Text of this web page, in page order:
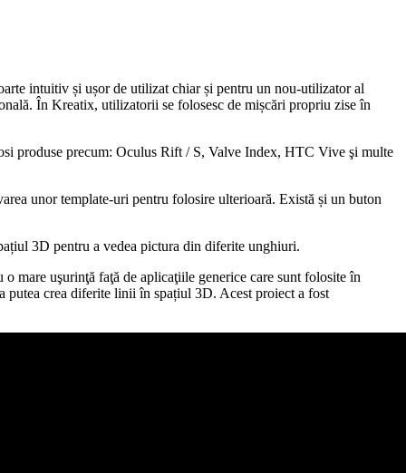
intuitiv și ușor de utilizat chiar și pentru un nou-utilizator al
În Kreatix, utilizatorii se folosesc de mișcări propriu zise în
produse precum: Oculus Rift / S, Valve Index, HTC Vive şi multe
unor template-uri pentru folosire ulterioară. Există și un buton
3D pentru a vedea pictura din diferite unghiuri.
mare uşurinţă faţă de aplicaţiile generice care sunt folosite în
putea crea diferite linii în spațiul 3D. Acest proiect a fost